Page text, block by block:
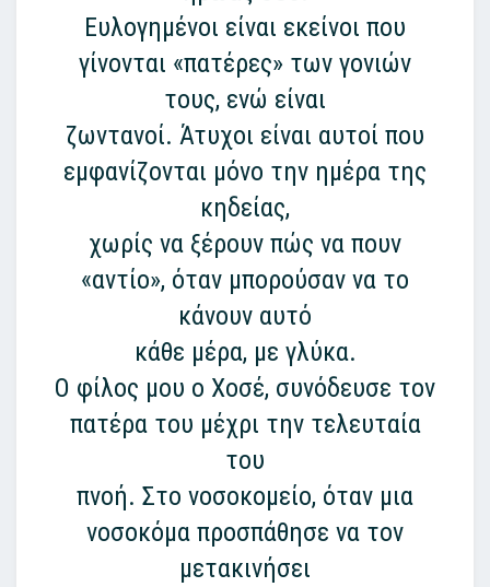
Ευλογημένοι είναι εκείνοι που
γίνονται «πατέρες» των γονιών
τους, ενώ είναι
ζωντανοί. Άτυχοι είναι αυτοί που
εμφανίζονται μόνο την ημέρα της
κηδείας,
χωρίς να ξέρουν πώς να πουν
«αντίο», όταν μπορούσαν να το
κάνουν αυτό
κάθε μέρα, με γλύκα.
Ο φίλος μου ο Χοσέ, συνόδευσε τον
πατέρα του μέχρι την τελευταία
του
πνοή. Στο νοσοκομείο, όταν μια
νοσοκόμα προσπάθησε να τον
μετακινήσει